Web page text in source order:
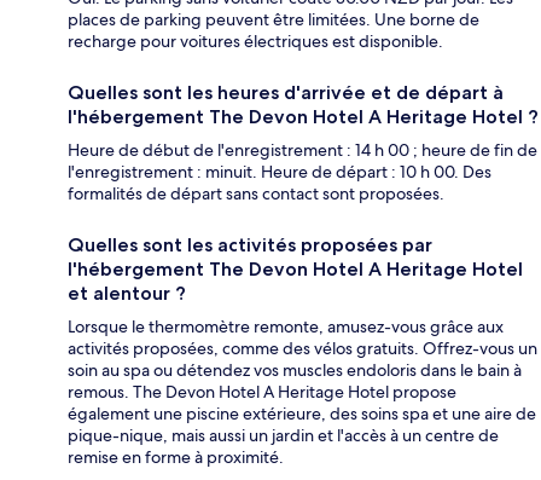
places de parking peuvent être limitées. Une borne de
recharge pour voitures électriques est disponible.
Quelles sont les heures d'arrivée et de départ à
l'hébergement The Devon Hotel A Heritage Hotel ?
Heure de début de l'enregistrement : 14 h 00 ; heure de fin de
l'enregistrement : minuit. Heure de départ : 10 h 00. Des
formalités de départ sans contact sont proposées.
Quelles sont les activités proposées par
l'hébergement The Devon Hotel A Heritage Hotel
et alentour ?
Lorsque le thermomètre remonte, amusez-vous grâce aux
activités proposées, comme des vélos gratuits. Offrez-vous un
soin au spa ou détendez vos muscles endoloris dans le bain à
remous. The Devon Hotel A Heritage Hotel propose
également une piscine extérieure, des soins spa et une aire de
pique-nique, mais aussi un jardin et l'accès à un centre de
remise en forme à proximité.